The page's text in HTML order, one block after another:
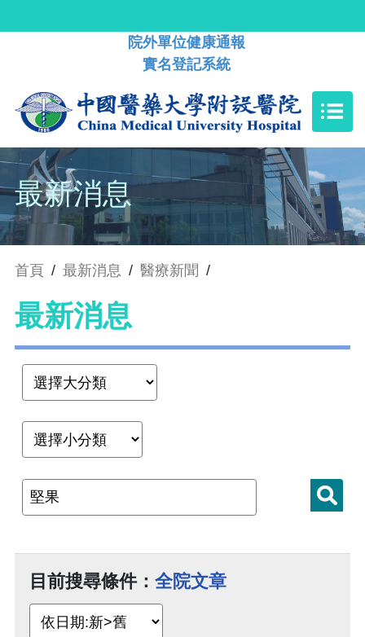
院外單位健康通報
實名登記系統
最新消息
首頁 / 最新消息 / 醫療新聞 /
最新消息
目前搜尋條件： 全院文章